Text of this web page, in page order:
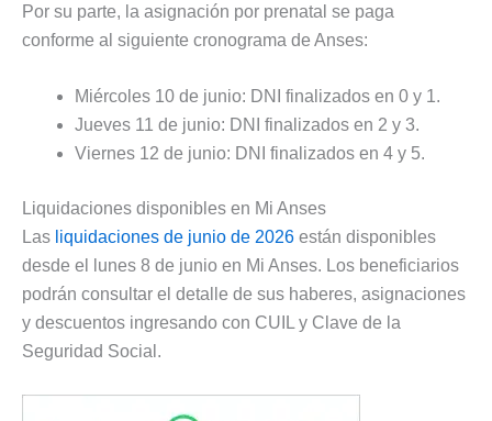
Por su parte, la asignación por prenatal se paga
conforme al siguiente cronograma de Anses:
Miércoles 10 de junio: DNI finalizados en 0 y 1.
Jueves 11 de junio: DNI finalizados en 2 y 3.
Viernes 12 de junio: DNI finalizados en 4 y 5.
Liquidaciones disponibles en Mi Anses
Las liquidaciones de junio de 2026 están disponibles
desde el lunes 8 de junio en Mi Anses. Los beneficiarios
podrán consultar el detalle de sus haberes, asignaciones
y descuentos ingresando con CUIL y Clave de la
Seguridad Social.